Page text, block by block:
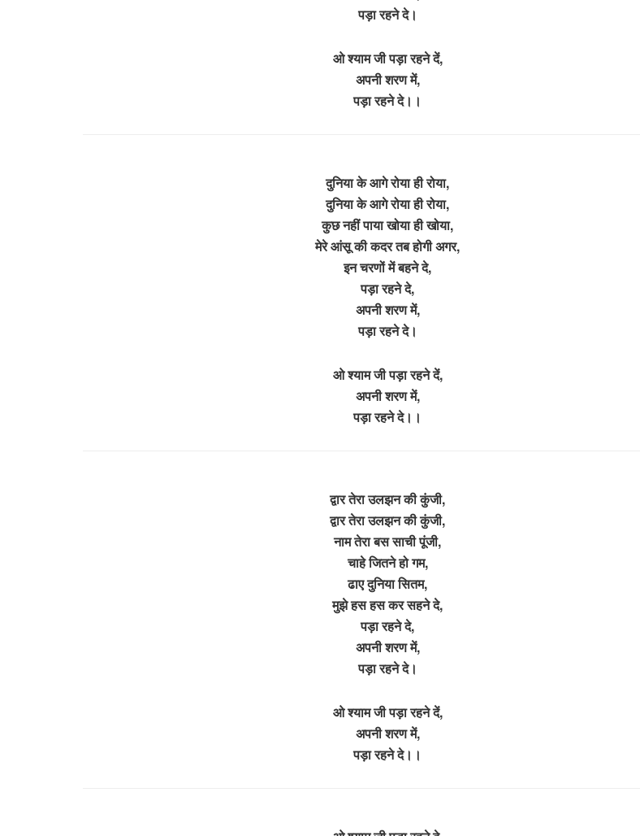
पड़ा रहने दे।
ओ श्याम जी पड़ा रहने दें,
अपनी शरण में,
पड़ा रहने दे।।
दुनिया के आगे रोया ही रोया,
दुनिया के आगे रोया ही रोया,
कुछ नहीं पाया खोया ही खोया,
मेरे आंसू की कदर तब होगी अगर,
इन चरणों में बहने दे,
पड़ा रहने दे,
अपनी शरण में,
पड़ा रहने दे।
ओ श्याम जी पड़ा रहने दें,
अपनी शरण में,
पड़ा रहने दे।।
द्वार तेरा उलझन की कुंजी,
द्वार तेरा उलझन की कुंजी,
नाम तेरा बस साची पूंजी,
चाहे जितने हो गम,
ढाए दुनिया सितम,
मुझे हस हस कर सहने दे,
पड़ा रहने दे,
अपनी शरण में,
पड़ा रहने दे।
ओ श्याम जी पड़ा रहने दें,
अपनी शरण में,
पड़ा रहने दे।।